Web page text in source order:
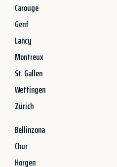
Carouge
Genf
Lancy
Montreux
St. Gallen
Wettingen
Zürich
Bellinzona
Chur
Horgen